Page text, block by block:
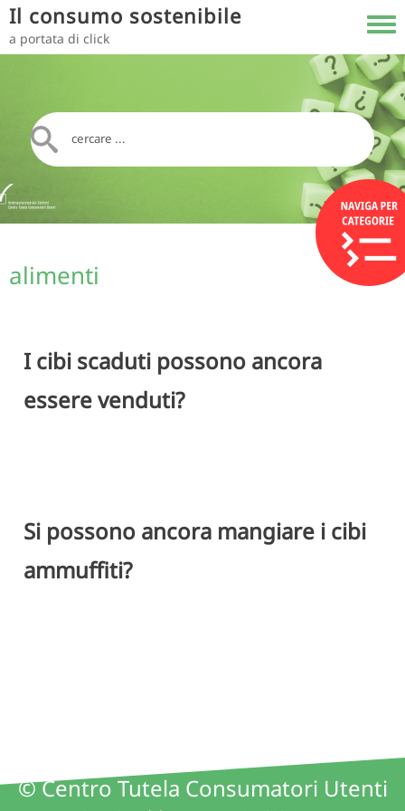
Salta al contenuto principale
Il consumo sostenibile
a portata di click
alimenti
I cibi scaduti possono ancora
essere venduti?
Si possono ancora mangiare i cibi
ammuffiti?
© Centro Tutela Consumatori Utenti